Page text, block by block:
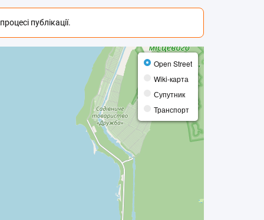
публікації.
Open Street
Wiki-карта
Супутник
Транспорт